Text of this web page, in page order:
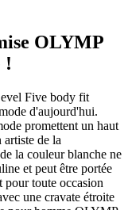
OLYMP
!
Five body fit
d'aujourd'hui.
promettent un haut
de la
la couleur blanche ne
et peut être portée
toute occasion
une cravate étroite